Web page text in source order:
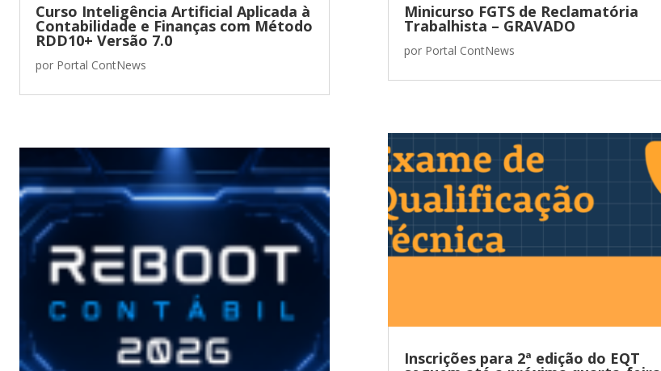
Curso Inteligência Artificial Aplicada à
Contabilidade e Finanças com Método
RDD10+ Versão 7.0
por Portal ContNews
Minicurso FGTS de Reclamatória
Trabalhista – GRAVADO
por Portal ContNews
Inscrições para 2ª edição do EQT